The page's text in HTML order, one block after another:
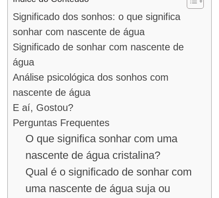
Significado dos sonhos: o que significa
sonhar com nascente de água
Significado de sonhar com nascente de
água
Análise psicológica dos sonhos com
nascente de água
E aí, Gostou?
Perguntas Frequentes
O que significa sonhar com uma
nascente de água cristalina?
Qual é o significado de sonhar com
uma nascente de água suja ou